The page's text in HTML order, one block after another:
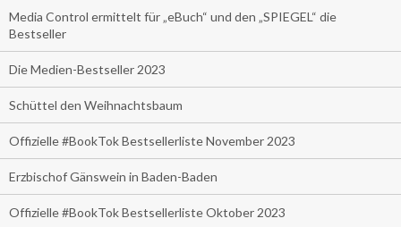
Media Control ermittelt für „eBuch“ und den „SPIEGEL“ die
Bestseller
Die Medien-Bestseller 2023
Schüttel den Weihnachtsbaum
Offizielle #BookTok Bestsellerliste November 2023
Erzbischof Gänswein in Baden-Baden
Offizielle #BookTok Bestsellerliste Oktober 2023